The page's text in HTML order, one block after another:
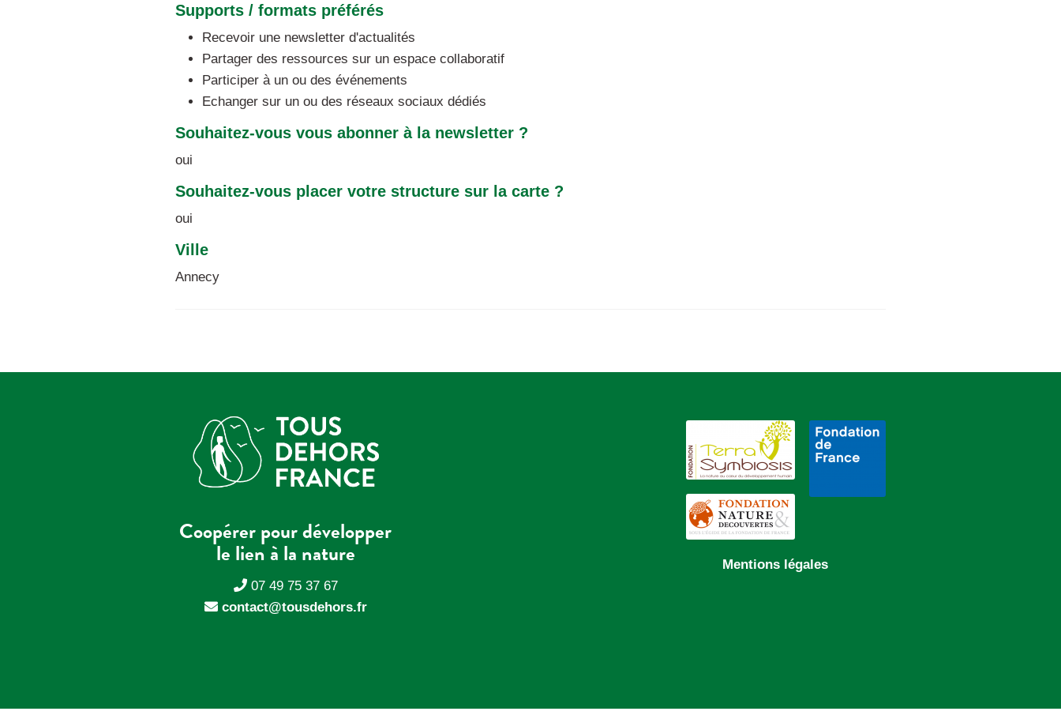
Supports / formats préférés
Recevoir une newsletter d'actualités
Partager des ressources sur un espace collaboratif
Participer à un ou des événements
Echanger sur un ou des réseaux sociaux dédiés
Souhaitez-vous vous abonner à la newsletter ?
oui
Souhaitez-vous placer votre structure sur la carte ?
oui
Ville
Annecy
Coopérer pour développer
le lien à la nature
07 49 75 37 67
contact@tousdehors.fr
Mentions légales